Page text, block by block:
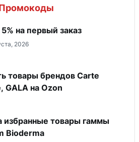
на первый заказ
2026
товары брендов Carte
GALA на Ozon
избранные товары гаммы
Bioderma